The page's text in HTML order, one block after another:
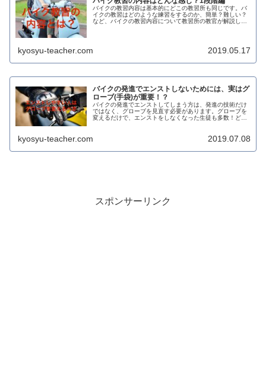
バイクの教習内容は基本的にどこの教習所も同じです。バ
イクの教習はどのような練習をするのか、簡単？難しい？
など、バイクの教習内容について教習所の教官が解説しま
kyosyu-teacher.com 2019.05.17
バイクの発進でエンストしないためには、実はグ
ローブ(手袋)が重要！？
バイクの発進でエンストしてしまう方は、発進の技術だけ
ではなく、グローブを見直す必要があります。グローブを
変えるだけで、エンストをしなくなった生徒も多数！どの
kyosyu-teacher.com 2019.07.08
スポンサーリンク